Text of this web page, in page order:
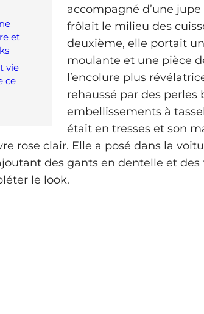
et
vie
ce
accompagné d’une
frôlait le milieu des
deuxième, elle portait
moulante et une pièce
l’encolure plus
rehaussé par des perles
embellissements à
était en tresses et son
rose clair. Elle a posé dans la
des gants en dentelle et des
le look.